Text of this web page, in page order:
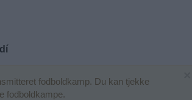
fodboldkamp. Du kan tjekke
fodboldkampe.